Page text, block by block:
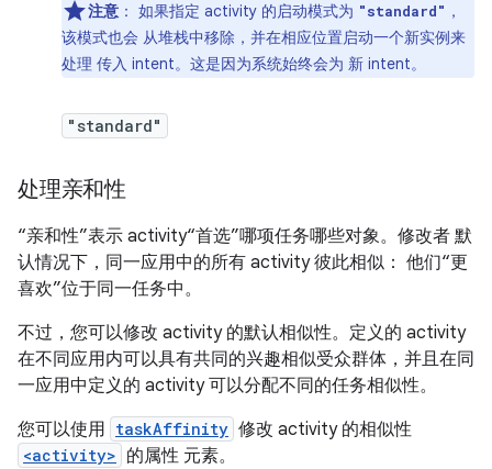
注意 ： 如果指定 activity 的启动模式为 "standard" ，
该模式也会 从堆栈中移除，并在相应位置启动一个新实例来
处理 传入 intent。这是因为系统始终会为 新 intent。
"standard"
处理亲和性
“亲和性”表示 activity“首选”哪项任务哪些对象。修改者 默
认情况下，同一应用中的所有 activity 彼此相似： 他们“更
喜欢”位于同一任务中。
不过，您可以修改 activity 的默认相似性。定义的 activity
在不同应用内可以具有共同的兴趣相似受众群体，并且在同
一应用中定义的 activity 可以分配不同的任务相似性。
您可以使用 taskAffinity 修改 activity 的相似性
<activity> 的属性 元素。